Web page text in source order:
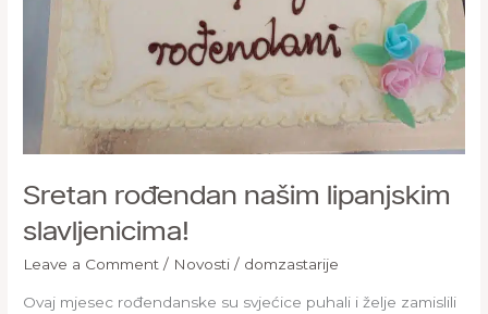
Sretan rođendan našim lipanjskim
slavljenicima!
Leave a Comment / Novosti / domzastarije
Ovaj mjesec rođendanske su svjećice puhali i želje zamislili